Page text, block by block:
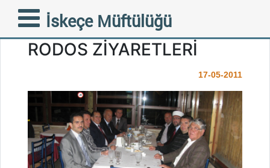
İskeçe Müftülüğü
İSKEÇE MÜFTÜSÜNÜN
ATİNA – İSTANKÖY –
RODOS ZİYARETLERİ
17-05-2011